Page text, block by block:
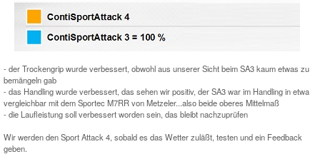
- der Trockengrip wurde verbessert, obwohl aus unserer Sicht beim SA3 kaum etwas zu
bemängeln gab
- das Handling wurde verbessert, das sehen wir positiv, der SA3 war im Handling in etwa
vergleichbar mit dem Sportec M7RR von Metzeler...also beide oberes Mittelmaß
- die Laufleistung soll verbessert worden sein, das bleibt nachzuprüfen
Wir werden den Sport Attack 4, sobald es das Wetter zuläßt, testen und ein Feedback
geben.